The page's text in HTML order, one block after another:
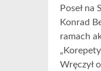
Poseł na
Konrad
ramach
Wręczył